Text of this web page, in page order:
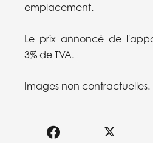
emplacement.
Le prix annoncé de
3% de TVA.
Images non contractuelles.